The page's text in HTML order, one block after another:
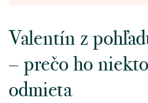
Valentín z
– prečo ho
odmieta